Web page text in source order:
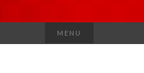
MENU